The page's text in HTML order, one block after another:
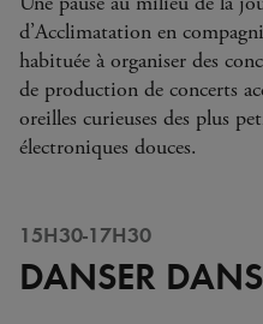
d’Acclimatation en
habituée à organiser des
de production de concerts
oreilles curieuses des plus
électroniques douces.
15H30-17H30
DANSER